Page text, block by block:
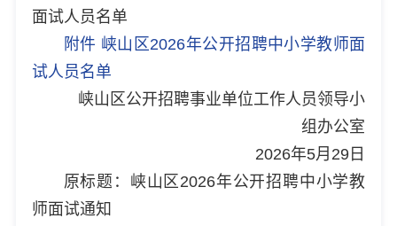
面试人员名单
附件 峡山区2026年公开招聘中小学教师面
试人员名单
峡山区公开招聘事业单位工作人员领导小
组办公室
2026年5月29日
原标题：峡山区2026年公开招聘中小学教
师面试通知